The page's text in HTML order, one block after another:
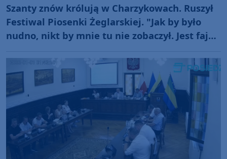
Szanty znów królują w Charzykowach. Ruszył
Festiwal Piosenki Żeglarskiej. "Jak by było
nudno, nikt by mnie tu nie zobaczył. Jest fajna